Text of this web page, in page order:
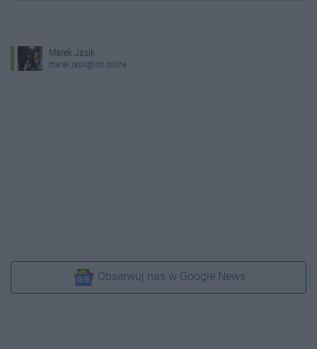
Marek Jasik
marek.jasik@ino.online
Obserwuj nas w Google News